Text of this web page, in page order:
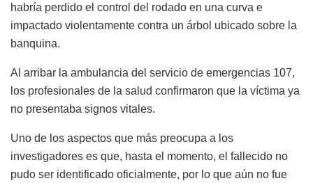
habría perdido el control del rodado en una curva e
impactado violentamente contra un árbol ubicado sobre la
banquina.
Al arribar la ambulancia del servicio de emergencias 107,
los profesionales de la salud confirmaron que la víctima ya
no presentaba signos vitales.
Uno de los aspectos que más preocupa a los
investigadores es que, hasta el momento, el fallecido no
pudo ser identificado oficialmente, por lo que aún no fue